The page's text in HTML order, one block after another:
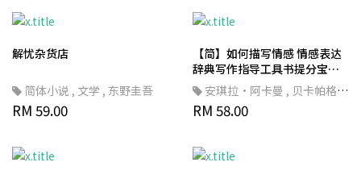
解忧杂货店
简体小说 , 文学 , 东野圭吾
RM 59.00
【简】如何描写情感 情感表达
辞典写作指导工具书提分宝典
新手写作中小学生提升作文成
绩
安琪拉·阿卡曼 , 贝卡帕格利
希, 曹逸冰
RM 58.00